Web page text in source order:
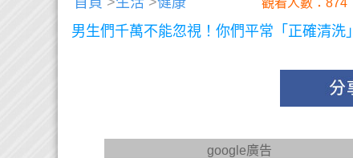
觀看人數：874
男生們千萬不能忽視！你們平常「正確清洗
google廣告